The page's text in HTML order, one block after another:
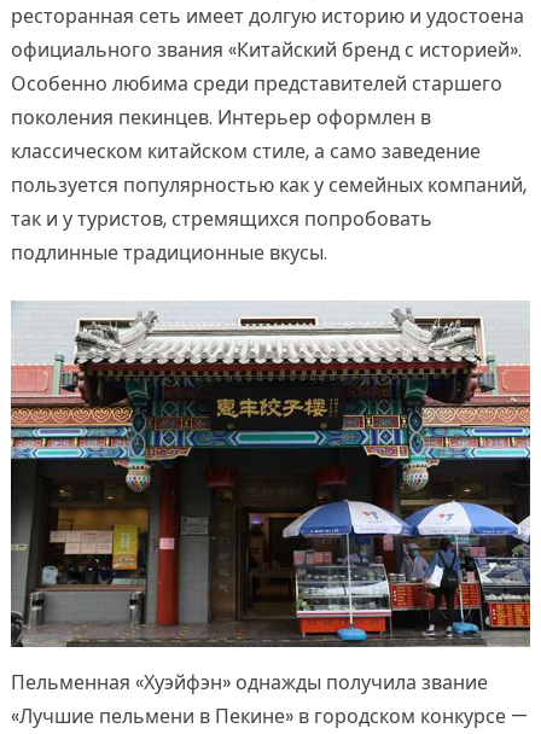
ресторанная сеть имеет долгую историю и удостоена
официального звания «Китайский бренд с историей».
Особенно любима среди представителей старшего
поколения пекинцев. Интерьер оформлен в
классическом китайском стиле, а само заведение
пользуется популярностью как у семейных компаний,
так и у туристов, стремящихся попробовать
подлинные традиционные вкусы.
Пельменная «Хуэйфэн» однажды получила звание
«Лучшие пельмени в Пекине» в городском конкурсе —